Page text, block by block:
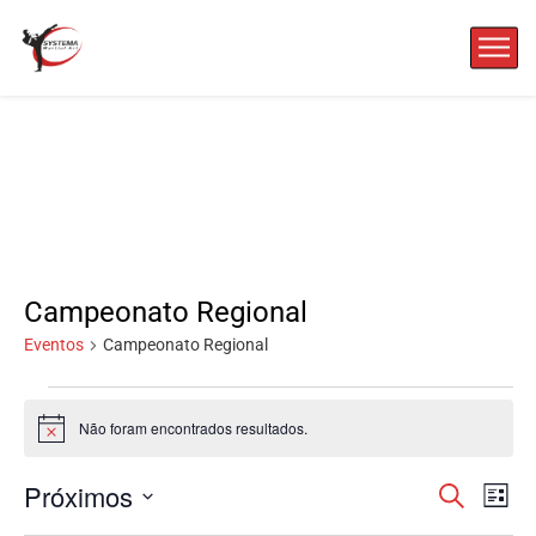
Campeonato Regional
Eventos Campeonato Regional
Aviso Não foram encontrados resultados.
Pesquisar
Lista
Próximos
Selecione